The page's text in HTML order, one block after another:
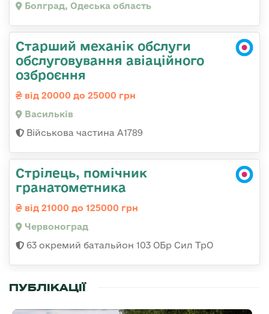
Болград, Одеська область
Старший механік обслуги
обслуговування авіаційного
озброєння
від 20000 до 25000 грн
Васильків
Військова частина А1789
Стрілець, помічник
гранатометника
від 21000 до 125000 грн
Червоноград
63 окремий батальйон 103 ОБр Сил ТрО
ПУБЛІКАЦІЇ